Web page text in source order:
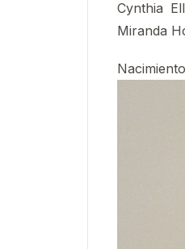
Cynthia
Miranda